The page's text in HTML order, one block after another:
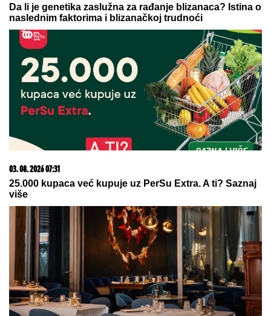
Da li je genetika zaslužna za rađanje blizanaca? Istina o
naslednim faktorima i blizanačkoj trudnoći
03. 08. 2026 07:31
25.000 kupaca već kupuje uz PerSu Extra. A ti? Saznaj
više